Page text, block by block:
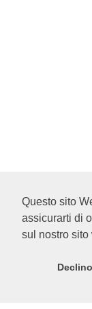
Questo sito
assicurarti di
sul nostro sito
Declino